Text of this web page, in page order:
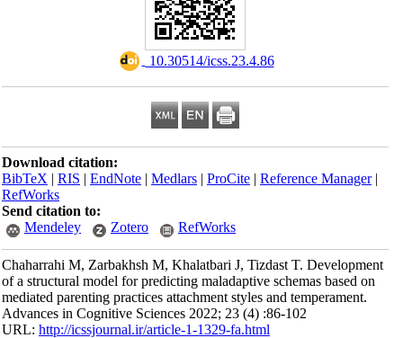
‎ 10.30514/icss.23.4.86
Download citation:
BibTeX|RIS|EndNote|Medlars|ProCite|Reference Manager
RefWorks
Send citation to:
Mendeley
Zotero RefWorks
Chaharrahi M, Zarbakhsh M, Khalatbari J, Tizdast T. Development
of a structural model for predicting maladaptive schemas based on
mediated parenting practices attachment styles and temperament.
Advances in Cognitive Sciences 2022; 23 (4) :86-102
URL:http://icssjournal.ir/article-1-1329-fa.html